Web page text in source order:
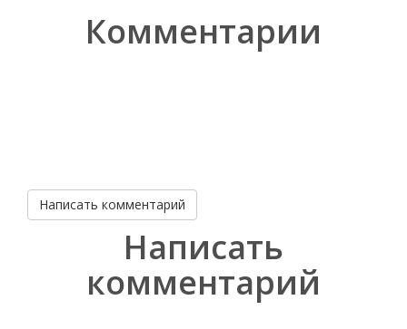
Комментарии
Написать комментарий
Написать
комментарий